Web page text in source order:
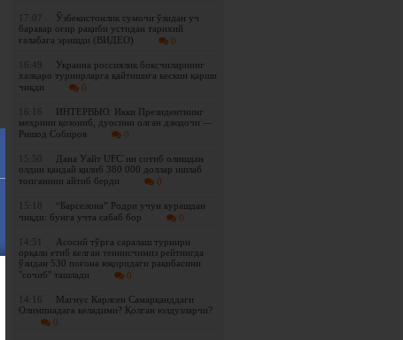
17:07
Ўзбекистонлик сумочи ўзидан уч
баравар оғир рақиби устидан тарихий
ғалабага эришди (ВИДЕО)
0
16:49
Украина россиялик боксчиларнинг
халқаро турнирларга қайтишига кескин қарши
чиқди
0
16:16
ИНТЕРВЬЮ. Икки Президентнинг
меҳрини қозониб, дуосини олган дзюдочи —
Ришод Собиров
0
15:50
Дана Уайт UFC`ни сотиб олишдан
олдин қандай қилиб 380 000 доллар ишлаб
топганини айтиб берди
0
15:18
“Барселона” Родри учун курашдан
чиқди: бунга учта сабаб бор
0
14:51
Асосий тўрга саралаш турнири
орқали етиб келган теннисчимиз рейтингда
ўзидан 530 поғона юқоридаги рақибасини
"сочиб" ташлади
0
14:16
Магнус Карлсен Самарқанддаги
Олимпиадага келадими? Қолган юлдузларчи?
0